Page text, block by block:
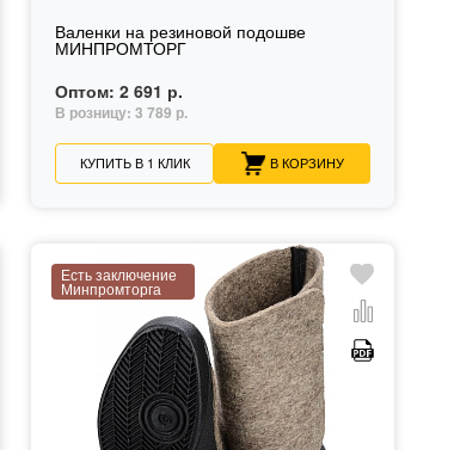
Валенки на резиновой подошве
МИНПРОМТОРГ
Оптом:2 691 р.
В розницу:3 789 р.
КУПИТЬ В 1 КЛИК В КОРЗИНУ
Есть заключение
Минпромторга